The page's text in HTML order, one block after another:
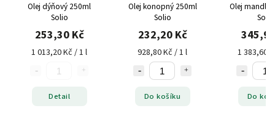
Olej dýňový 250ml
Solio
253,30 Kč
1 013,20 Kč / 1 l
Detail
Olej konopný 250ml
Solio
232,20 Kč
928,80 Kč / 1 l
Do košíku
Olej
Solio
1 383,60
Do